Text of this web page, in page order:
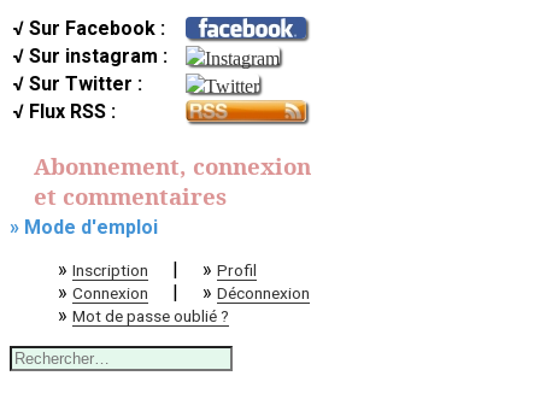
√ Sur Facebook :
√ Sur instagram :
√ Sur Twitter :
√ Flux RSS :
Abonnement, connexion
et commentaires
» Mode d'emploi
» Inscription | » Profil
» Connexion | » Déconnexion
» Mot de passe oublié ?
Rechercher :